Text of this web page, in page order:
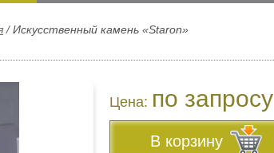
/Искусственный камень «Staron»
Цена: по запросу
В корзину